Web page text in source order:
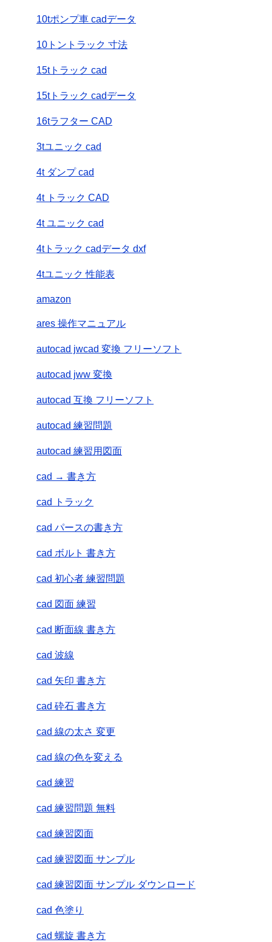
10tポンプ車 cadデータ
10トントラック 寸法
15tトラック cad
15tトラック cadデータ
16tラフター CAD
3tユニック cad
4t ダンプ cad
4t トラック CAD
4t ユニック cad
4tトラック cadデータ dxf
4tユニック 性能表
amazon
ares 操作マニュアル
autocad jwcad 変換 フリーソフト
autocad jww 変換
autocad 互換 フリーソフト
autocad 練習問題
autocad 練習用図面
cad → 書き方
cad トラック
cad パースの書き方
cad ボルト 書き方
cad 初心者 練習問題
cad 図面 練習
cad 断面線 書き方
cad 波線
cad 矢印 書き方
cad 砕石 書き方
cad 線の太さ 変更
cad 線の色を変える
cad 練習
cad 練習問題 無料
cad 練習図面
cad 練習図面 サンプル
cad 練習図面 サンプル ダウンロード
cad 色塗り
cad 螺旋 書き方